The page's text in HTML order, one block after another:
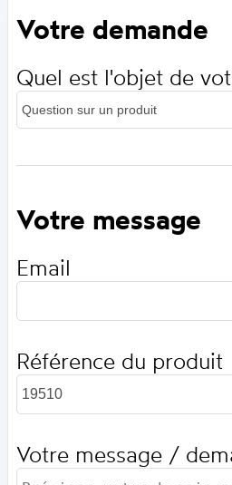
Votre demande
Quel est l'objet de
Votre message
Email
Référence du produit
Votre message /